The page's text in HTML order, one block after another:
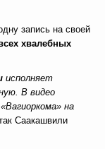
запись на своей
хвалебных
исполняет
В видео
на
Саакашвили